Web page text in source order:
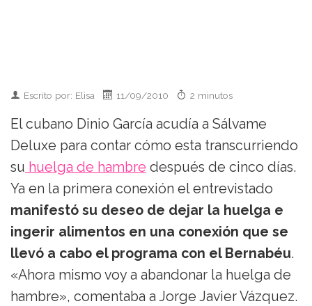
Escrito por: Elisa 11/09/2010 2 minutos
El cubano Dinio García acudía a Sálvame
Deluxe para contar cómo esta transcurriendo
su huelga de hambre después de cinco días.
Ya en la primera conexión el entrevistado
manifestó su deseo de dejar la huelga e
ingerir alimentos en una conexión que se
llevó a cabo el programa con el Bernabéu.
«Ahora mismo voy a abandonar la huelga de
hambre», comentaba a Jorge Javier Vázquez.